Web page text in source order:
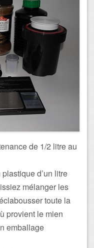
de 1/2 litre au
d’un litre
mélanger les
toute la
provient le mien
emballage